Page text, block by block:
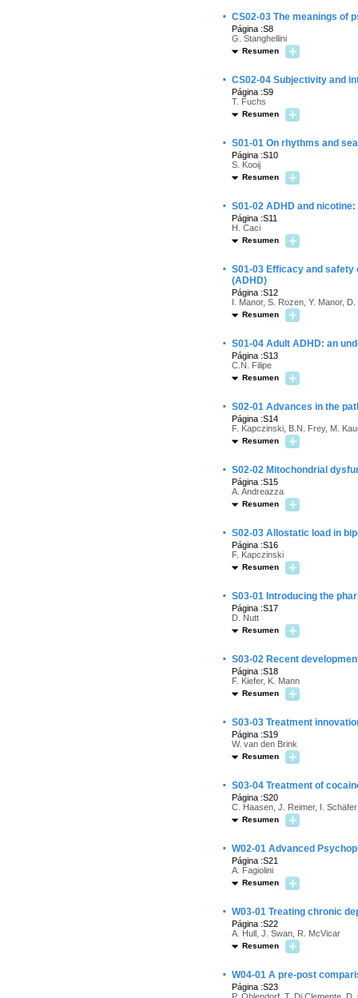
· CS02-03 The meanings of
Página :S8
G. Stanghellini
Resumen
· CS02-04 Subjectivity and
Página :S9
T. Fuchs
Resumen
· S01-01 On rhythms and
Página :S10
S. Kooij
Resumen
· S01-02 ADHD and
Página :S11
H. Caci
Resumen
· S01-03 Efficacy and safety
(ADHD)
Página :S12
I. Manor, S. Rozen, Y. Manor,
Resumen
· S01-04 Adult ADHD: an
Página :S13
C.N. Filipe
Resumen
· S02-01 Advances in the
Página :S14
F. Kapczinski, B.N. Frey, M.
Resumen
· S02-02 Mitochondrial
Página :S15
A. Andreazza
Resumen
· S02-03 Allostatic load in
Página :S16
F. Kapczinski
Resumen
· S03-01 Introducing the
Página :S17
D. Nutt
Resumen
· S03-02 Recent
Página :S18
F. Kiefer, K. Mann
Resumen
· S03-03 Treatment
Página :S19
W. van den Brink
Resumen
· S03-04 Treatment of
Página :S20
C. Haasen, J. Reimer, I. Schäfer
Resumen
· W02-01 Advanced
Página :S21
A. Fagiolini
Resumen
· W03-01 Treating chronic
Página :S22
A. Hull, J. Swan, R. McVicar
Resumen
· W04-01 A pre-post
Página :S23